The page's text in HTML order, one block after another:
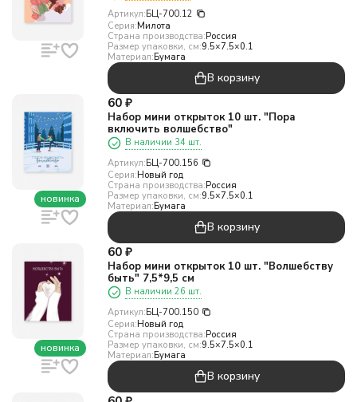
Артикул:БЦ-700.12
Серия:Милота
Страна производства:Россия
Размер упаковки, см:9.5×7.5×0.1
Материал:Бумага
В корзину
новинка
60 ₽
Набор мини открыток 10 шт. "Пора
включить волшебство"
В наличии 34 шт.
Артикул:БЦ-700.156
Серия:Новый год
Страна производства:Россия
Размер упаковки, см:9.5×7.5×0.1
Материал:Бумага
В корзину
новинка
60 ₽
Набор мини открыток 10 шт. "Волшебству
быть" 7,5*9,5 см
В наличии 26 шт.
Артикул:БЦ-700.150
Серия:Новый год
Страна производства:Россия
Размер упаковки, см:9.5×7.5×0.1
Материал:Бумага
В корзину